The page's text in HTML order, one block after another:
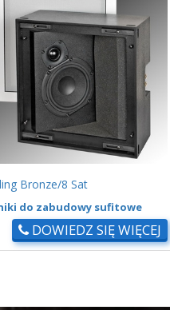
Bronze/8 Sat
do zabudowy sufitowe
DOWIEDZ SIĘ WIĘCEJ